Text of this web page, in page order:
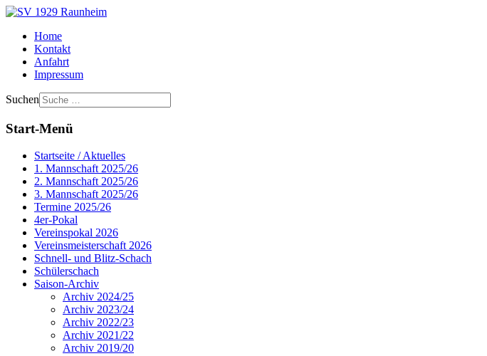
Home
Kontakt
Anfahrt
Impressum
Suchen
Start-Menü
Startseite / Aktuelles
1. Mannschaft 2025/26
2. Mannschaft 2025/26
3. Mannschaft 2025/26
Termine 2025/26
4er-Pokal
Vereinspokal 2026
Vereinsmeisterschaft 2026
Schnell- und Blitz-Schach
Schülerschach
Saison-Archiv
Archiv 2024/25
Archiv 2023/24
Archiv 2022/23
Archiv 2021/22
Archiv 2019/20